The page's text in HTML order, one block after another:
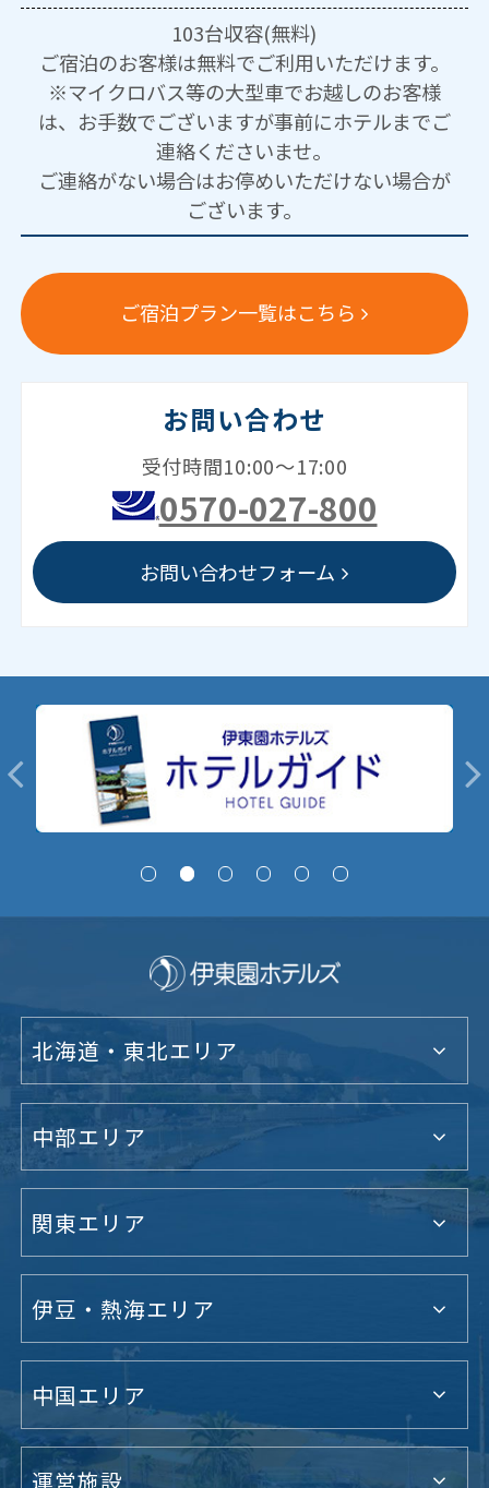
103台収容(無料)
ご宿泊のお客様は無料でご利用いただけます。
※マイクロバス等の大型車でお越しのお客様
は、お手数でございますが事前にホテルまでご
連絡くださいませ。
ご連絡がない場合はお停めいただけない場合が
ございます。
ご宿泊プラン一覧はこちら
お問い合わせ
受付時間10:00～17:00
0570-027-800
お問い合わせフォーム
北海道・東北エリア
中部エリア
関東エリア
伊豆・熱海エリア
中国エリア
運営施設